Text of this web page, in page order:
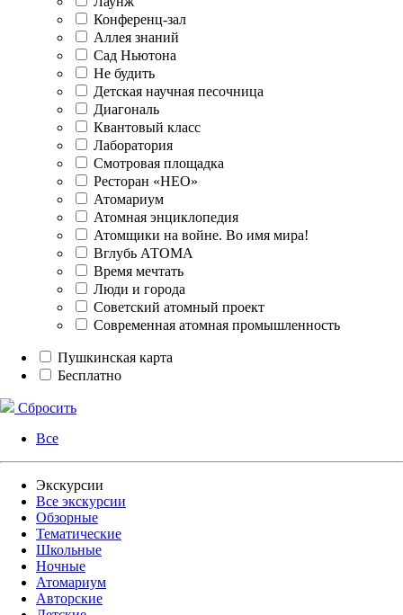
Конференц-зал
Аллея знаний
Сад Ньютона
Не будить
Детская научная песочница
Диагональ
Квантовый класс
Лаборатория
Смотровая площадка
Ресторан «НЕО»
Атомариум
Атомная энциклопедия
Атомщики на войне. Во имя мира!
Вглубь АТОМА
Время мечтать
Люди и города
Советский атомный проект
Современная атомная промышленность
Пушкинская карта
Бесплатно
Сбросить
Все
Экскурсии
Все экскурсии
Обзорные
Тематические
Школьные
Ночные
Атомариум
Авторские